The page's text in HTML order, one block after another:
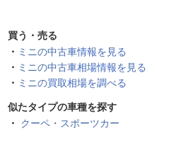
買う・売る
ミニの中古車情報を見る
ミニの中古車相場情報を見る
ミニの買取相場を調べる
似たタイプの車種を探す
クーペ・スポーツカー